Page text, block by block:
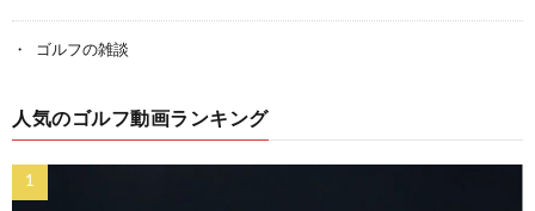
ゴルフの雑談
人気のゴルフ動画ランキング